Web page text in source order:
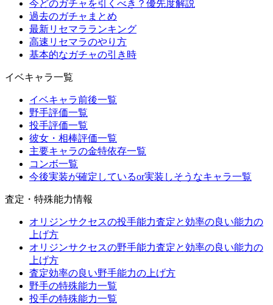
今どのガチャを引くべき？優先度解説
過去のガチャまとめ
最新リセマラランキング
高速リセマラのやり方
基本的なガチャの引き時
イベキャラ一覧
イベキャラ前後一覧
野手評価一覧
投手評価一覧
彼女・相棒評価一覧
主要キャラの金特依存一覧
コンボ一覧
今後実装が確定しているor実装しそうなキャラ一覧
査定・特殊能力情報
オリジンサクセスの投手能力査定と効率の良い能力の
上げ方
オリジンサクセスの野手能力査定と効率の良い能力の
上げ方
査定効率の良い野手能力の上げ方
野手の特殊能力一覧
投手の特殊能力一覧